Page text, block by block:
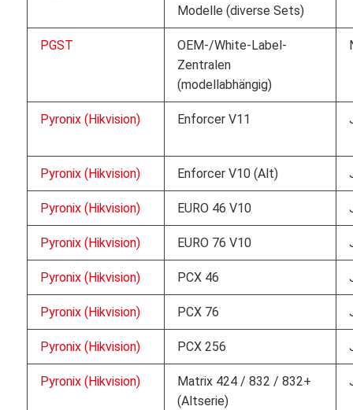
Modelle (diverse Sets)
PGST
OEM-/White-Label-
Zentralen
(modellabhängig)
Pyronix (Hikvision) Enforcer V11
Pyronix (Hikvision) Enforcer V10 (Alt)
Pyronix (Hikvision) EURO 46 V10
Pyronix (Hikvision) EURO 76 V10
Pyronix (Hikvision) PCX 46
Pyronix (Hikvision) PCX 76
Pyronix (Hikvision) PCX 256
Pyronix (Hikvision)
Matrix 424 / 832 / 832+
(Altserie)